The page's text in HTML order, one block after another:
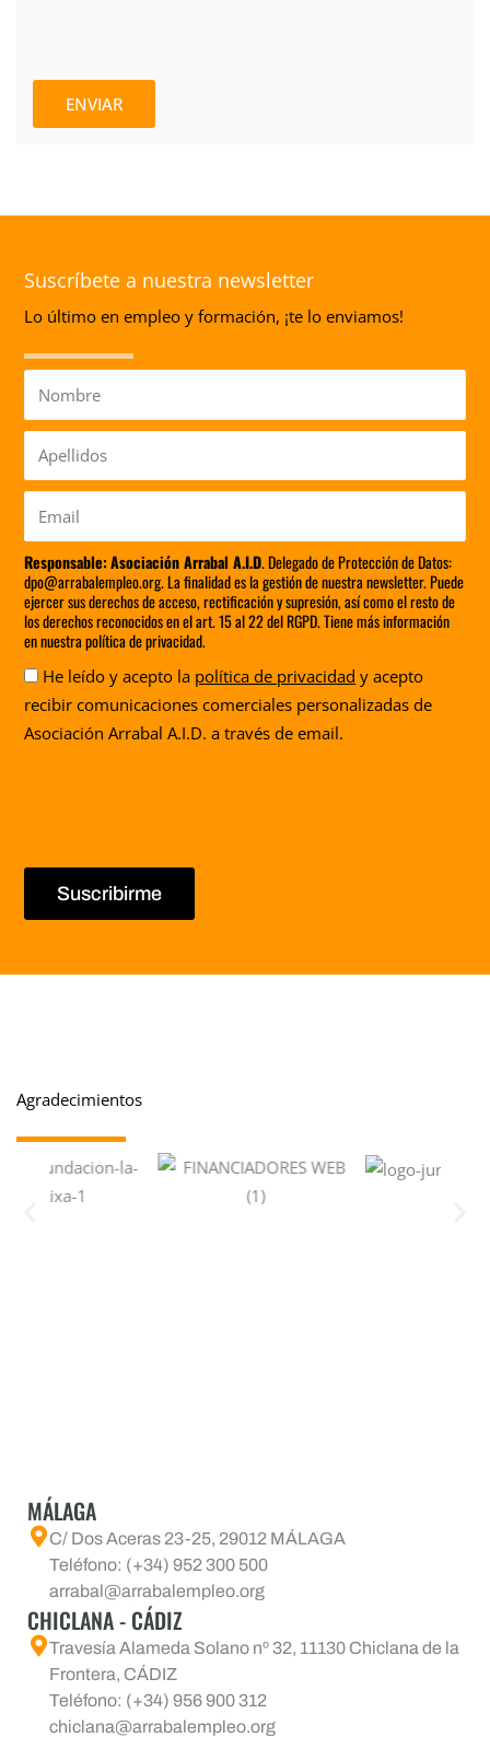
ENVIAR
Suscríbete a nuestra newsletter
Lo último en empleo y formación, ¡te lo enviamos!
Nombre
Apellidos
Responsable: Asociación Arrabal A.I.D. Delegado de Protección de Datos:
dpo@arrabalempleo.org. La finalidad es la gestión de nuestra newsletter. Puede
ejercer sus derechos de acceso, rectificación y supresión, así como el resto de
los derechos reconocidos en el art. 15 al 22 del RGPD. Tiene más información
en nuestra política de privacidad.
Aceptación
He leído y acepto la política de privacidad y acepto
recibir comunicaciones comerciales personalizadas de
Asociación Arrabal A.I.D. a través de email.
Suscribirme
Agradecimientos
MÁLAGA
C/ Dos Aceras 23-25, 29012 MÁLAGA
Teléfono: (+34) 952 300 500
arrabal@arrabalempleo.org
CHICLANA - CÁDIZ
Travesía Alameda Solano nº 32, 11130 Chiclana de la
Frontera, CÁDIZ
Teléfono: (+34) 956 900 312
chiclana@arrabalempleo.org